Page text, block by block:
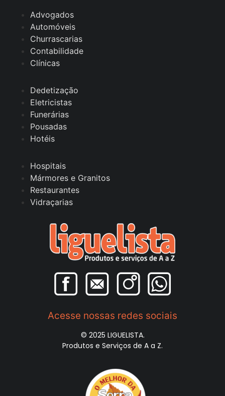
Advogados
Automóveis
Churrascarias
Contabilidade
Clínicas
Dedetização
Eletricistas
Funerárias
Pousadas
Hotéis
Hospitais
Mármores e Granitos
Restaurantes
Vidraçarias
Acesse nossas redes sociais
© 2025 LIGUELISTA.
Produtos e Serviços de A a Z.